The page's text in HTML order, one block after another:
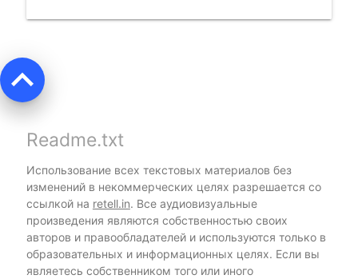
keyboard_arrow_up
Readme.txt
Использование всех текстовых материалов без
изменений в некоммерческих целях разрешается со
ссылкой на retell.in. Все аудиовизуальные
произведения являются собственностью своих
авторов и правообладателей и используются только в
образовательных и информационных целях. Если вы
являетесь собственником того или иного